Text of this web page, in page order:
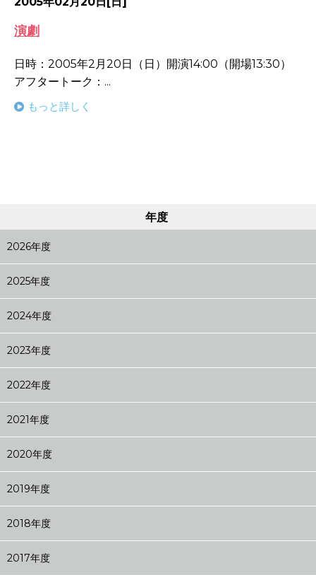
演劇
日時：2005年2月20日（日）開演14:00（開場13:30）
アフタートーク：...
もっと詳しく
年度
2026年度
2025年度
2024年度
2023年度
2022年度
2021年度
2020年度
2019年度
2018年度
2017年度